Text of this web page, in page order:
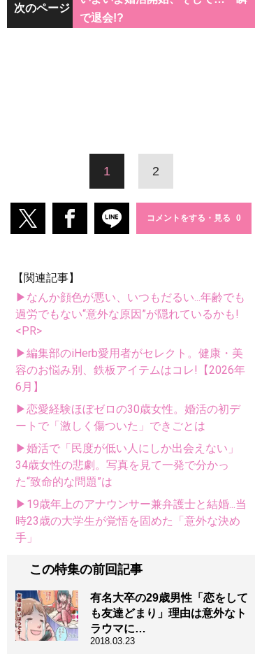
次のページ
で退会!?
1 2
コメントをする・見る
【関連記事】
▶なんか顔色が悪い、いつもだるい...年齢でも
過労でもない“意外な原因”が隠れているかも!
<PR>
▶編集部のiHerb愛用者がセレクト。健康・美
容のお悩み別、鉄板アイテムはコレ!【2026年
6月】
▶恋愛経験ほぼゼロの30歳女性。婚活の初デ
ートで「激しく傷ついた」できごとは
▶婚活で「民度が低い人にしか出会えない」
34歳女性の悲劇。写真を見て一発で分かっ
た“致命的な問題”は
▶19歳年上のアナウンサー兼弁護士と結婚...当
時23歳の大学生が覚悟を固めた「意外な決め
手」
この特集の前回記事
有名大卒の29歳男性「恋をして
も友達どまり」理由は意外なト
ラウマに…
2018.03.23